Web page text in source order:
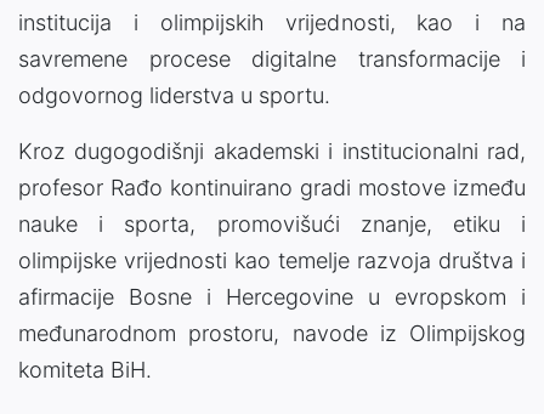
institucija i olimpijskih vrijednosti, kao i na
savremene procese digitalne transformacije i
odgovornog liderstva u sportu.
Kroz dugogodišnji akademski i institucionalni rad,
profesor Rađo kontinuirano gradi mostove između
nauke i sporta, promovišući znanje, etiku i
olimpijske vrijednosti kao temelje razvoja društva i
afirmacije Bosne i Hercegovine u evropskom i
međunarodnom prostoru, navode iz Olimpijskog
komiteta BiH.